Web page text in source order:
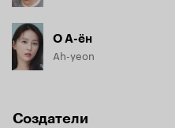
О А-ён
Ah-yeon
Создатели